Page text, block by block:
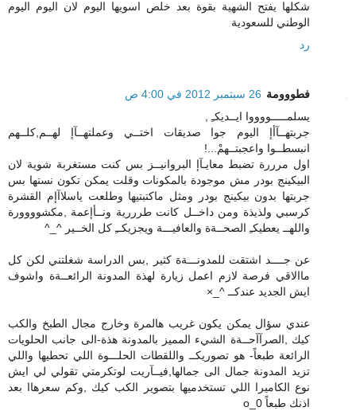
شكلها يفتح الشهية بقوة بعد خلص اسويها اليوم لان اليوم اليوم
الوطني للسعودية
رد
فطووومة 26 سبتمبر 2012 في 4:00 ص
يسلمـــــووووا ايــديكـِ ,
جربتهــآأإ اليوم جوا صديقات اختــي وعملتهــآإ لهــم,كلــهم
انبسطــوا واعجبتــهمْ...!
اول مرررة تضبط معايـآإ البروانيــز بس كنت مستغربة شوية لان
البيكينج بودر مش موجودة بالمكونات وقلت يمكن تكون نستها بس
جربتها بدون بيكينج بودر ومثل ماكتبتيها وطلعت ياسلاآإم القشرة
كرسبي ولذيذة ومن داخــل كانت طرررية ونــأإعمة ,مكشوووورة
واللهــ يعطيكـِ الصحــةة والعافيـــة ويجزيكــِ كل الخــير ^_^
عن جــــد اشتقت للمدونـــةة كثير ,بس الدراسة شغلتني لكن كل
ماالاقي فرصة لازم اعمل زيارة لهذة المدونة الرائعــةة واشوف
ايش الجديد عندكــ ^_×
عندي سؤال يمكن يكون غريب هالمرة وخارج مجال الطبخ والكب
كيك ,الصرآآحــةة الشيء المميز بالمدونة هذة-الى جانب الحلويات
الرائعة طبعاً- هو تصوريكــ واللقطات الحلـــوة اللي تحطيها واللي
تزيد المدونة جمال الى جمالها,فيــآريت لوتكرمتي تقولي لي ايش
نوع الكاميرا اللي تستخدميها بتصوير الكب كيك ,وكم سعرهاا بعد
اذنك طبعاً 0_o